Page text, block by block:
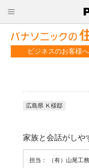
ビジネスのお客様へ
広島県 Ｋ様邸
家族と会話がしや
担当： （有）山尾工